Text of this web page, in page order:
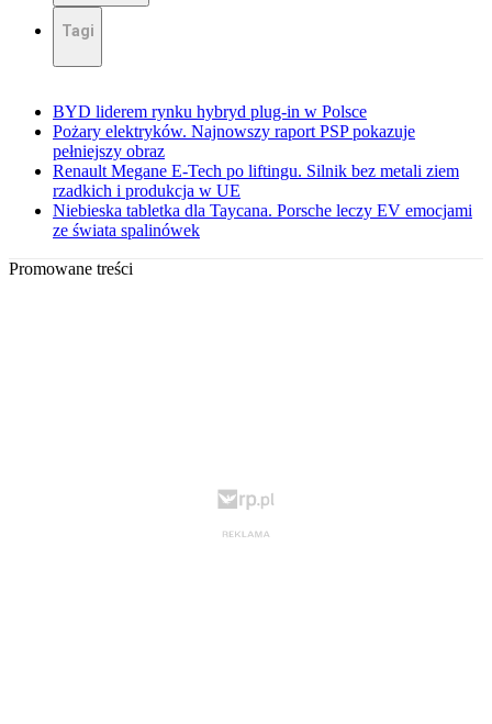
Tagi
BYD liderem rynku hybryd plug-in w Polsce
Pożary elektryków. Najnowszy raport PSP pokazuje
pełniejszy obraz
Renault Megane E-Tech po liftingu. Silnik bez metali ziem
rzadkich i produkcja w UE
Niebieska tabletka dla Taycana. Porsche leczy EV emocjami
ze świata spalinówek
Promowane treści